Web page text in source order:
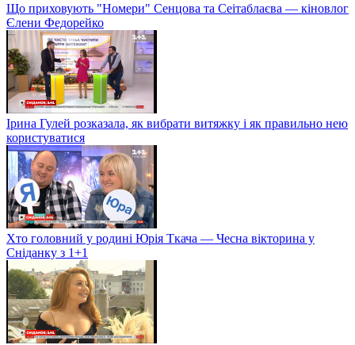
Що приховують "Номери" Сенцова та Сеітаблаєва — кіновлог
Єлени Федорейко
Ірина Гулей розказала, як вибрати витяжку і як правильно нею
користуватися
Хто головний у родині Юрія Ткача — Чесна вікторина у
Сніданку з 1+1